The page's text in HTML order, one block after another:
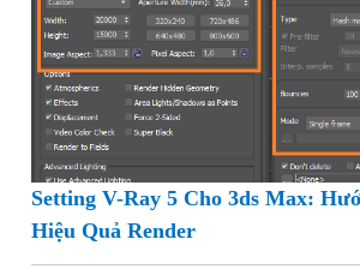
Setting V-Ray 5 Cho 3ds Max:
Hiệu Quả Render